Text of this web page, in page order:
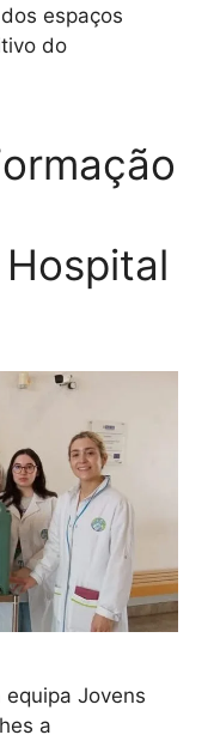
espaços
do
Jovens
a